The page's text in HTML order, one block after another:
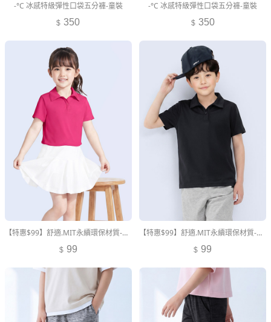
-°C 冰感特級彈性口袋五分褲-童裝
350
-°C 冰感特級彈性口袋五分褲-童裝
350
【特惠$99】舒適.MIT永續環保材質-抗UV吸排抗菌polo衫-童裝
99
【特惠$99】舒適.MIT永續環保材質-抗UV吸排抗菌polo衫-童裝
99